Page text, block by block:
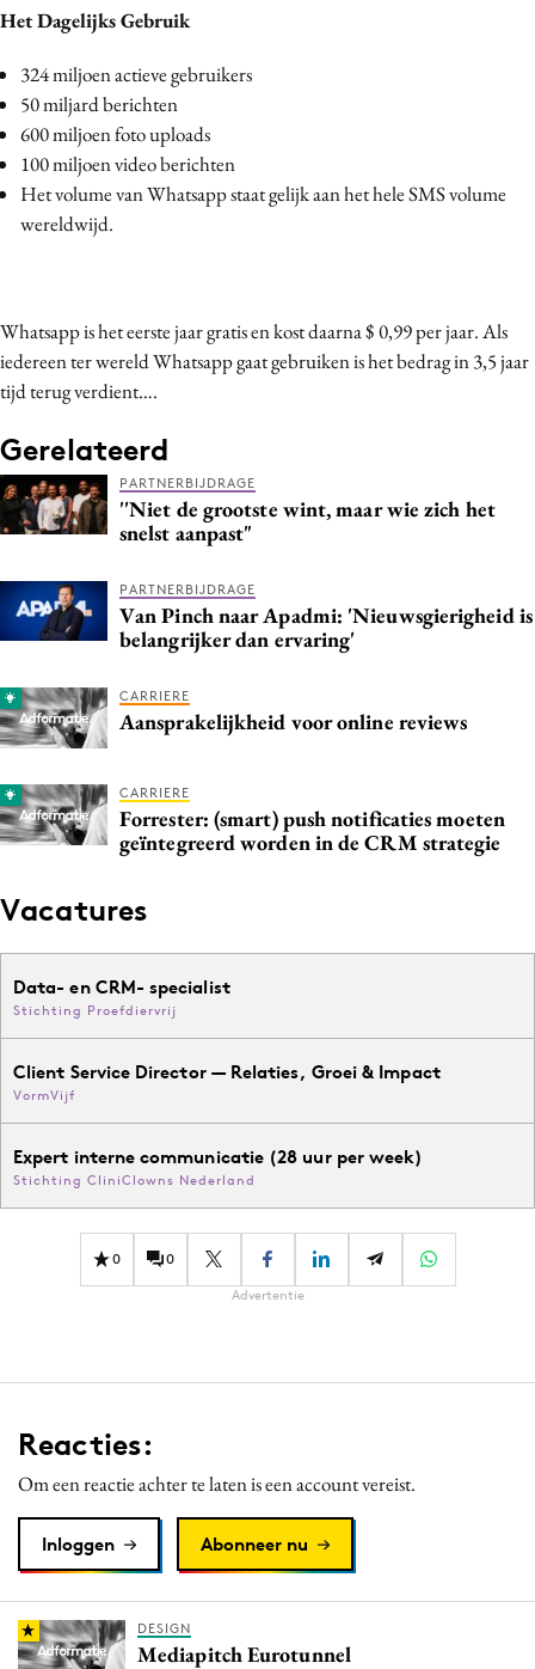
Het Dagelijks Gebruik
324 miljoen actieve gebruikers
50 miljard berichten
600 miljoen foto uploads
100 miljoen video berichten
Het volume van Whatsapp staat gelijk aan het hele SMS volume
wereldwijd.
Whatsapp is het eerste jaar gratis en kost daarna $ 0,99 per jaar. Als
iedereen ter wereld Whatsapp gaat gebruiken is het bedrag in 3,5 jaar
tijd terug verdient….
Gerelateerd
PARTNERBIJDRAGE
''Niet de grootste wint, maar wie zich het
snelst aanpast"
PARTNERBIJDRAGE
Van Pinch naar Apadmi: 'Nieuwsgierigheid is
belangrijker dan ervaring'
CARRIERE
Aansprakelijkheid voor online reviews
CARRIERE
Forrester: (smart) push notificaties moeten
geïntegreerd worden in de CRM strategie
Vacatures
Data- en CRM- specialist
Stichting Proefdiervrij
Client Service Director — Relaties, Groei & Impact
VormVijf
Expert interne communicatie (28 uur per week)
Stichting CliniClowns Nederland
0 0
Advertentie
Reacties:
Om een reactie achter te laten is een account vereist.
Inloggen Abonneer nu
DESIGN
Mediapitch Eurotunnel